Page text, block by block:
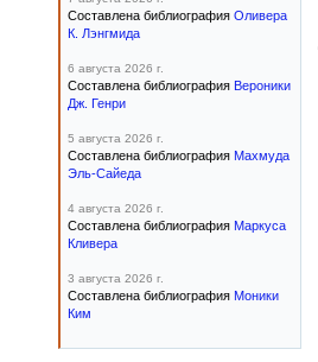
Составлена библиография Оливера
К. Лэнгмида
6 августа 2026 г.
Составлена библиография Вероники
Дж. Генри
5 августа 2026 г.
Составлена библиография Махмуда
Эль-Сайеда
4 августа 2026 г.
Составлена библиография Маркуса
Кливера
3 августа 2026 г.
Составлена библиография Моники
Ким